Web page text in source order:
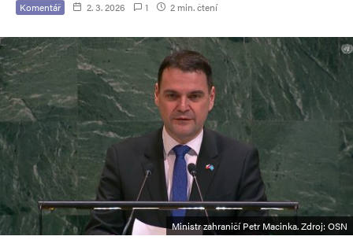
Komentář 2. 3. 2026 1 2 min. čtení
Ministr zahraničí Petr Macinka. Zdroj: OSN